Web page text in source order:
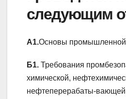
следующим
А1.Основы промышленной
Б1. Требования
химической,
нефтеперерабаты-вающей